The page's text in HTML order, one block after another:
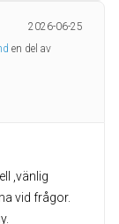
2026-06-25
en del av
,vänlig
vid frågor.